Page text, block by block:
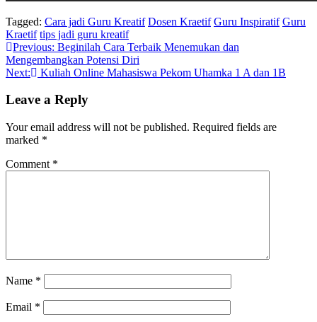
Tagged: Cara jadi Guru Kreatif Dosen Kraetif Guru Inspiratif Guru
Kraetif tips jadi guru kreatif
Post
navigation
Previous: Beginilah Cara Terbaik Menemukan dan
Mengembangkan Potensi Diri
Next:
Kuliah Online Mahasiswa Pekom Uhamka 1 A dan 1B
Leave a Reply
Your email address will not be published. Required fields are
marked *
Comment *
Name *
Email *